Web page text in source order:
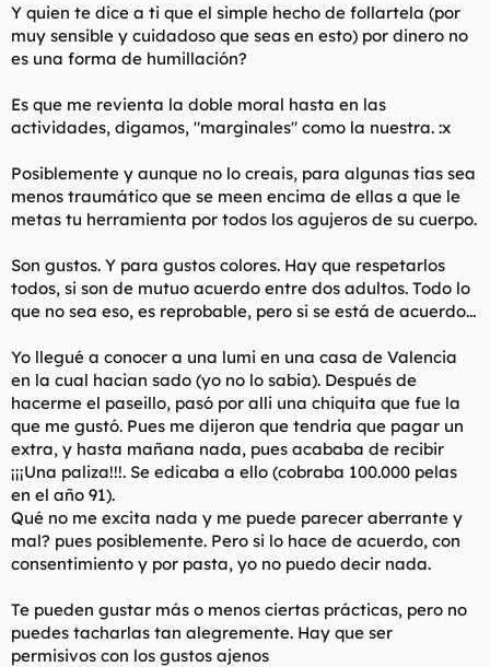
Y quien te dice a ti que el simple hecho de follartela (por
muy sensible y cuidadoso que seas en esto) por dinero no
es una forma de humillación?
Es que me revienta la doble moral hasta en las
actividades, digamos, "marginales" como la nuestra. :x
Posiblemente y aunque no lo creais, para algunas tias sea
menos traumático que se meen encima de ellas a que le
metas tu herramienta por todos los agujeros de su cuerpo.
Son gustos. Y para gustos colores. Hay que respetarlos
todos, si son de mutuo acuerdo entre dos adultos. Todo lo
que no sea eso, es reprobable, pero si se está de acuerdo...
Yo llegué a conocer a una lumi en una casa de Valencia
en la cual hacian sado (yo no lo sabia). Después de
hacerme el paseillo, pasó por alli una chiquita que fue la
que me gustó. Pues me dijeron que tendria que pagar un
extra, y hasta mañana nada, pues acababa de recibir
¡¡¡Una paliza!!!. Se edicaba a ello (cobraba 100.000 pelas
en el año 91).
Qué no me excita nada y me puede parecer aberrante y
mal? pues posiblemente. Pero si lo hace de acuerdo, con
consentimiento y por pasta, yo no puedo decir nada.
Te pueden gustar más o menos ciertas prácticas, pero no
puedes tacharlas tan alegremente. Hay que ser
permisivos con los gustos ajenos